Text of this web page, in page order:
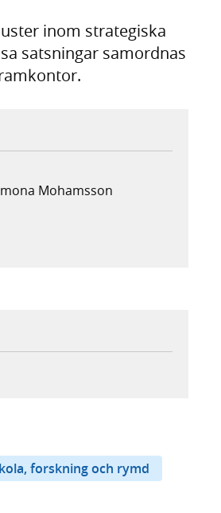
inom strategiska
satsningar samordnas
Mohamsson
forskning och rymd